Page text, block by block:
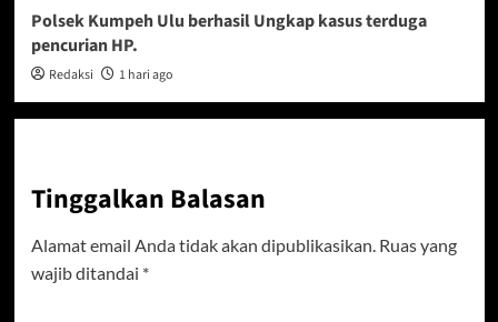
Polsek Kumpeh Ulu berhasil Ungkap kasus terduga
pencurian HP.
Redaksi 1 hari ago
Tinggalkan Balasan
Alamat email Anda tidak akan dipublikasikan. Ruas yang
wajib ditandai *